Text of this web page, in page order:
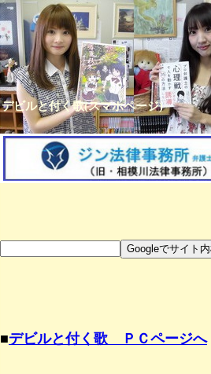
デビルと付く歌(スマホページ)
■デビルと付く歌 ＰＣページへ